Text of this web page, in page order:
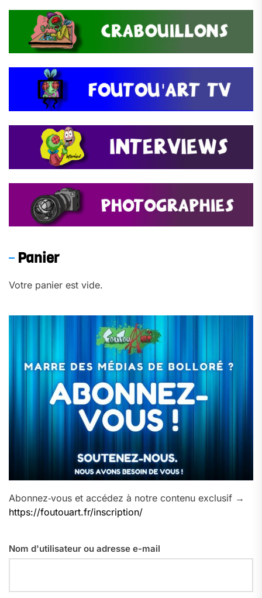
Panier
Votre panier est vide.
Abonnez‑vous et accédez à notre contenu exclusif →
https://foutouart.fr/inscription/
Nom d'utilisateur ou adresse e-mail